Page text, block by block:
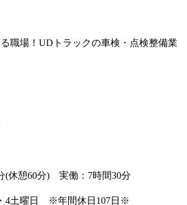
職場！UDトラックの車検・点検整備業
(休憩60分) 実働：7時間30分
4土曜日 ※年間休日107日※